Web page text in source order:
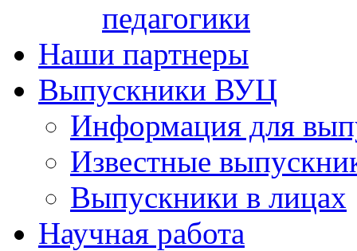
педагогики
Наши партнеры
Выпускники ВУЦ
Информация для
Известные
Выпускники в лицах
Научная работа